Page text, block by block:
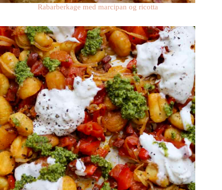
Rabarberkage med marcipan og ricotta